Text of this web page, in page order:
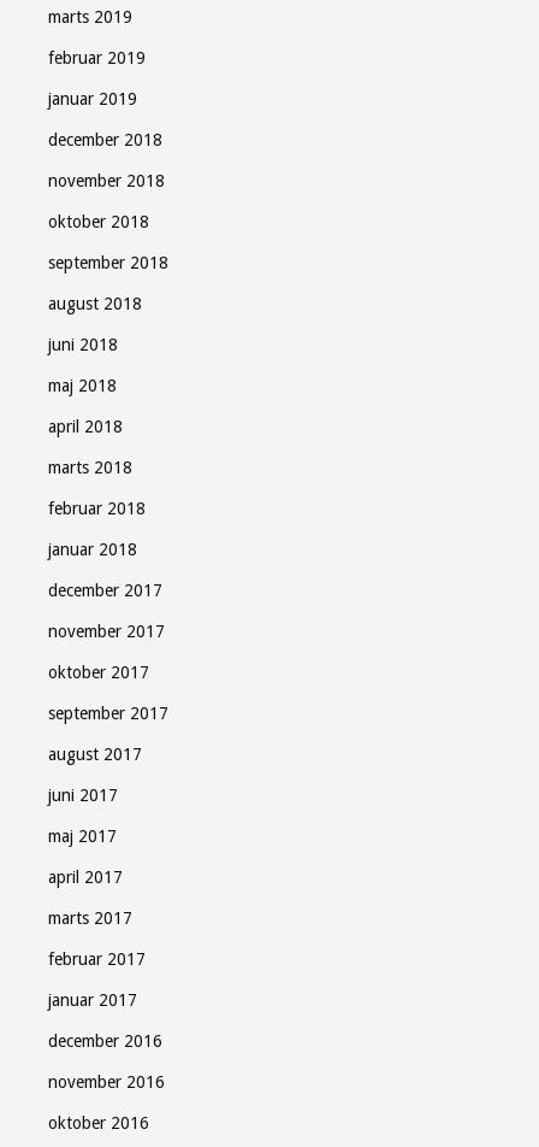
marts 2019
februar 2019
januar 2019
december 2018
november 2018
oktober 2018
september 2018
august 2018
juni 2018
maj 2018
april 2018
marts 2018
februar 2018
januar 2018
december 2017
november 2017
oktober 2017
september 2017
august 2017
juni 2017
maj 2017
april 2017
marts 2017
februar 2017
januar 2017
december 2016
november 2016
oktober 2016